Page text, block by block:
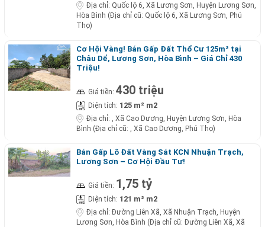
Địa chỉ: Quốc lộ 6, Xã Lương Sơn, Huyện Lương Sơn,
Hòa Bình (Địa chỉ cũ: Quốc lộ 6, Xã Lương Sơn, Phú
Thọ)
Cơ Hội Vàng! Bán Gấp Đất Thổ Cư 125m² tại
Châu Dể, Lương Sơn, Hòa Bình – Giá Chỉ 430
Triệu!
Giá tiền: 430 triệu
Diện tích: 125 m² m2
Địa chỉ:
, Xã Cao Dương, Huyện Lương Sơn, Hòa
Bình (Địa chỉ cũ: , Xã Cao Dương, Phú Thọ)
Bán Gấp Lô Đất Vàng Sát KCN Nhuận Trạch,
Lương Sơn – Cơ Hội Đầu Tư!
Giá tiền: 1,75 tỷ
Diện tích: 121 m² m2
Địa chỉ: Đường Liên Xã, Xã Nhuận Trạch, Huyện
Lương Sơn, Hòa Bình (Địa chỉ cũ: Đường Liên Xã, Xã